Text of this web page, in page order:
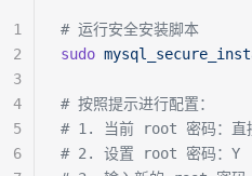
# 运行安全安装脚本
sudo
# 按照提示进行配置：
# 1. 当前 root 密码：直接
# 2. 设置 root 密码：Y
1
2
3
4
5
6